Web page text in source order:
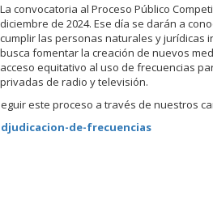
La convocatoria al Proceso Público
diciembre de 2024. Ese día se darán a
cumplir las personas naturales y jurídicas
busca fomentar la creación de nuevos
acceso equitativo al uso de frecuencias
privadas de radio y televisión.
este proceso a través de nuestros
de-frecuencias